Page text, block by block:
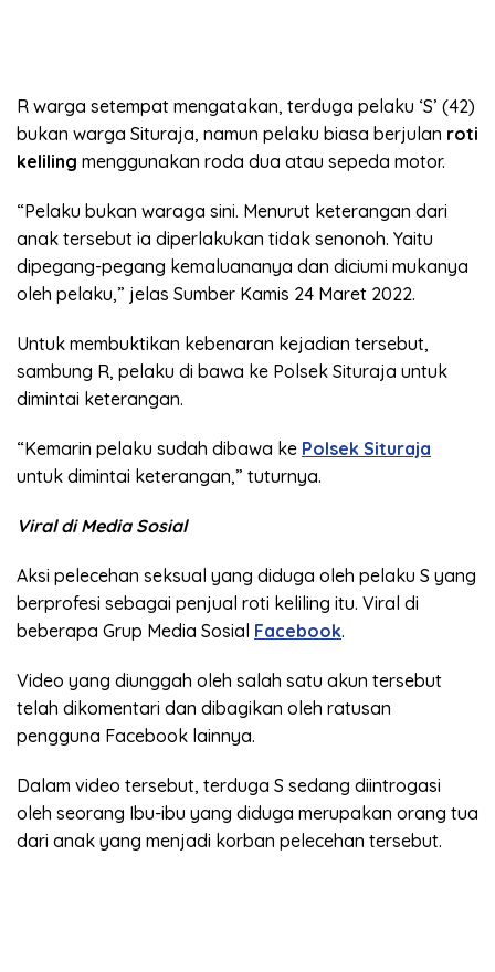
R warga setempat mengatakan, terduga pelaku ‘S’ (42)
bukan warga Situraja, namun pelaku biasa berjulan roti
keliling menggunakan roda dua atau sepeda motor.
“Pelaku bukan waraga sini. Menurut keterangan dari
anak tersebut ia diperlakukan tidak senonoh. Yaitu
dipegang-pegang kemaluananya dan diciumi mukanya
oleh pelaku,” jelas Sumber Kamis 24 Maret 2022.
Untuk membuktikan kebenaran kejadian tersebut,
sambung R, pelaku di bawa ke Polsek Situraja untuk
dimintai keterangan.
“Kemarin pelaku sudah dibawa ke Polsek Situraja
untuk dimintai keterangan,” tuturnya.
Viral di Media Sosial
Aksi pelecehan seksual yang diduga oleh pelaku S yang
berprofesi sebagai penjual roti keliling itu. Viral di
beberapa Grup Media Sosial Facebook.
Video yang diunggah oleh salah satu akun tersebut
telah dikomentari dan dibagikan oleh ratusan
pengguna Facebook lainnya.
Dalam video tersebut, terduga S sedang diintrogasi
oleh seorang Ibu-ibu yang diduga merupakan orang tua
dari anak yang menjadi korban pelecehan tersebut.